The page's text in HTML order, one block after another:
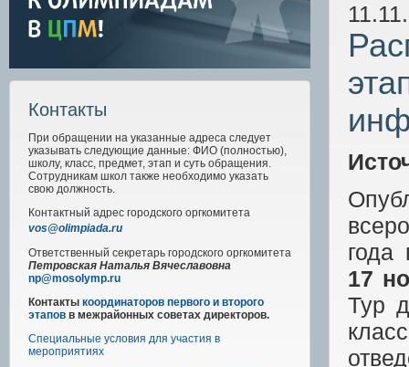
Контакты
При обращении на указанные адреса следует
указывать следующие данные: ФИО (полностью),
школу, класс, предмет, этап и суть обращения.
Сотрудникам школ также необходимо указать
свою должность.
Контактный адрес городского оргкомитета
vos@olimpiada.ru
Ответственный секретарь городского оргкомитета
Петровская Наталья Вячеславовна
np@mosolymp.ru
Контакты координаторов первого и второго
этапов в межрайонных советах директоров.
Специальные условия для участия в
мероприятиях
года
17
Тур